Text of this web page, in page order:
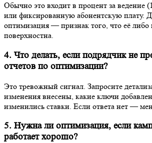
Обычно это входит в процент за ведение
или фиксированную абонентскую плату.
оптимизация — признак того, что её либо
поверхностна.
4. Что делать, если подрядчик не
отчетов по оптимизации?
Это тревожный сигнал. Запросите
изменения внесены, какие ключи
изменились ставки. Если ответа нет —
5. Нужна ли оптимизация, если
работает хорошо?